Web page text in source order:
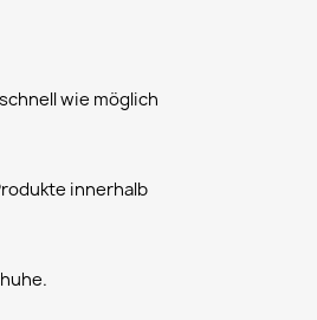
wie möglich
innerhalb